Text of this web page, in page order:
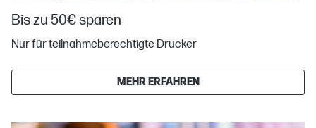
Bis zu 50€ sparen
Nur für teilnahmeberechtigte Drucker
MEHR ERFAHREN